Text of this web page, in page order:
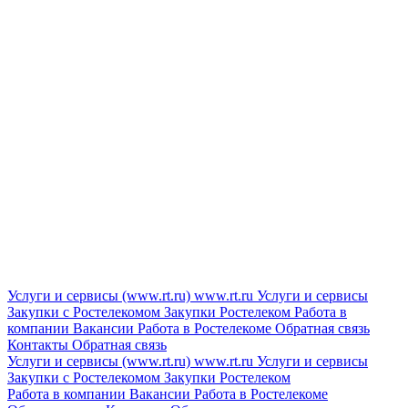
Услуги и сервисы (www.rt.ru) www.rt.ru Услуги и сервисы
Закупки с Ростелекомом Закупки Ростелеком Работа в
компании Вакансии Работа в Ростелекоме Обратная связь
Контакты Обратная связь
Услуги и сервисы (www.rt.ru) www.rt.ru Услуги и сервисы
Закупки с Ростелекомом Закупки Ростелеком
Работа в компании Вакансии Работа в Ростелекоме